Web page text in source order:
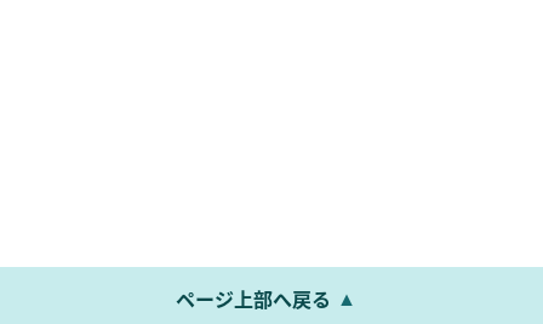
ページ上部へ戻る